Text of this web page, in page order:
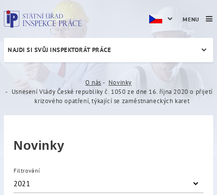
Usnesení Vlády České
NAJDI SI SVŮJ INSPEKTORÁT PRÁCE
O nás
Novinky
Usnesení Vlády České republiky č. 1050 ze dne 16. října 2020 o přijetí
krizového opatření, týkající se zaměstnaneckých karet
Novinky
Filtrování
2021
MENU